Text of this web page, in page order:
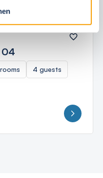
04
4 guests